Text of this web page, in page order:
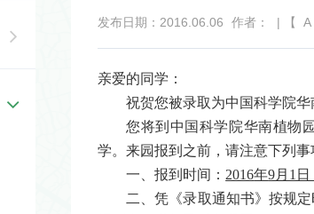
发布日期：2016.06.06 作者： | 【 A
亲爱的同学：
祝贺您被录取为中国科学院华
您将到中国科学院华南植物
学。来园报到之前，请注意下列事
一、报到时间： 2016年9月 1
二、凭《录取通知书》按规